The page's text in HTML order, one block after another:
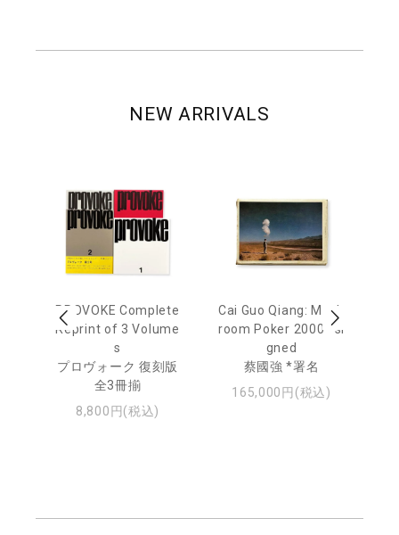
NEW ARRIVALS
PROVOKE Complete
Reprint of 3 Volume
s
プロヴォーク 復刻版
全3冊揃
8,800円(税込)
Cai Guo Qiang: Mush
room Poker 2000 *si
gned
蔡國強 *署名
165,000円(税込)